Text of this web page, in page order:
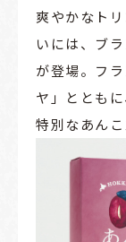
爽やかなト
いには、ブ
が登場。フ
ヤ」ととも
特別なあんこ